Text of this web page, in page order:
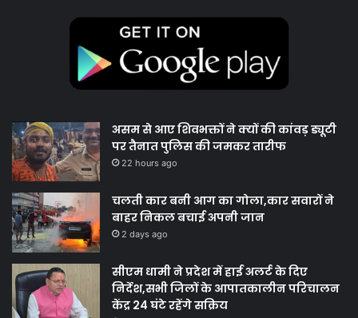
असम से आए शिवभक्तों ने क्यों की कांवड़ ड्यूटी
पर तैनात पुलिस की जमकर तारीफ
22 hours ago
चलती कार बनी आग का गोला,कार सवारों ने
बाहर निकल बचाई अपनी जान
2 days ago
सीएम धामी ने प्रदेश में हाई अलर्ट के दिए
निर्देश,सभी जिलों के आपातकालीन परिचालन
केंद्र 24 घंटे रहेंगे सक्रिय